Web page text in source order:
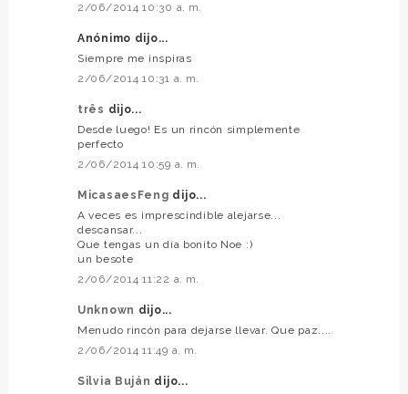
2/06/2014 10:30 a. m.
Anónimo dijo...
Siempre me inspiras
2/06/2014 10:31 a. m.
três dijo...
Desde luego! Es un rincón simplemente
perfecto
2/06/2014 10:59 a. m.
MicasaesFeng dijo...
A veces es imprescindible alejarse...
descansar...
Que tengas un día bonito Noe :)
un besote
2/06/2014 11:22 a. m.
Unknown dijo...
Menudo rincón para dejarse llevar. Que paz....
2/06/2014 11:49 a. m.
Silvia Buján dijo...